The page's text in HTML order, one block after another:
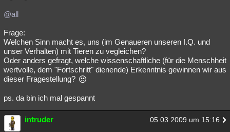
@all
Frage:
Welchen Sinn macht es, uns (im Genaueren unseren I.Q. und
unser Verhalten) mit Tieren zu vegleichen?
Oder anders gefragt, welche wissenschaftliche (für die Menschheit
wertvolle, dem "Fortschritt" dienende) Erkenntnis gewinnen wir aus
dieser Fragestellung?
ps. da bin ich mal gespannt
intruder 05.03.2009 um 15:16